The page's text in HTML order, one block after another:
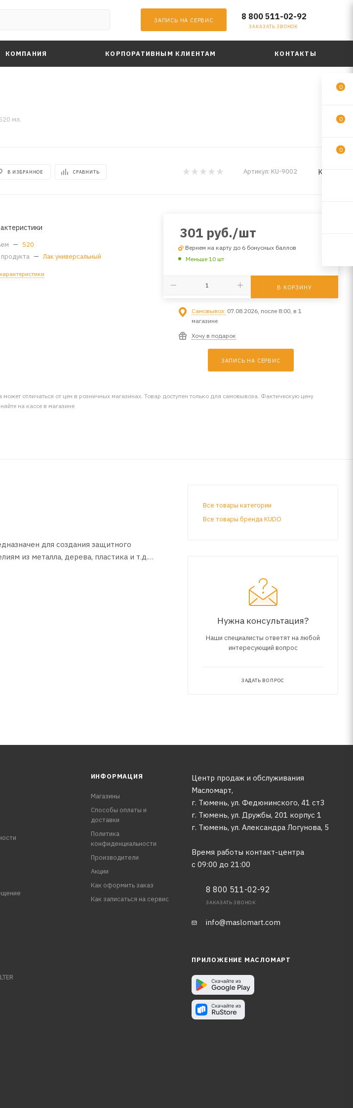
ЗАПИСЬ НА СЕРВИС 8 800 511-02-92
ЗАКАЗАТЬ ЗВОНОК
КОМПАНИЯ КОРПОРАТИВНЫМ КЛИЕНТАМ КОНТАКТЫ
мл.
В ИЗБРАННОЕ СРАВНИТЬ Артикул: KU-9002 KUDO
— 520
— Лак универсальный
301 руб./шт
Вернем на карту до 6 бонусных баллов
Меньше 10 шт
В КОРЗИНУ
Самовывоз: 07.08.2026, после 8:00, в 1
магазине
Хочу в подарок
ЗАПИСЬ НА СЕРВИС
может отличаться от цен в розничных магазинах. Товар доступен только для самовывоза. Фактическую цену
на кассе в магазине
для создания защитного
из металла, дерева, пластика и т.д.
Все товары категории
Все товары бренда KUDO
Нужна консультация?
Наши специалисты ответят на любой
интересующий вопрос
ЗАДАТЬ ВОПРОС
ИНФОРМАЦИЯ
Магазины
Способы оплаты и
доставки
Политика
конфиденциальности
Производители
Акции
Как оформить заказ
Как записаться на сервис
Центр продаж и обслуживания
Масломарт,
г. Тюмень, ул. Федюнинского, 41 ст3
г. Тюмень, ул. Дружбы, 201 корпус 1
г. Тюмень, ул. Александра Логунова, 5
Время работы контакт-центра
с 09:00 до 21:00
8 800 511-02-92
ЗАКАЗАТЬ ЗВОНОК
info@maslomart.com
ПРИЛОЖЕНИЕ МАСЛОМАРТ
0
0
0